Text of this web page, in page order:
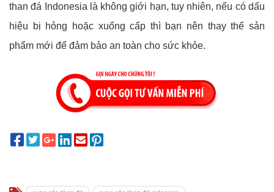
than đá Indonesia là không giới hạn, tuy nhiên, nếu có dấu
hiệu bị hỏng hoặc xuống cấp thì bạn nên thay thế sản
phẩm mới để đảm bảo an toàn cho sức khỏe.